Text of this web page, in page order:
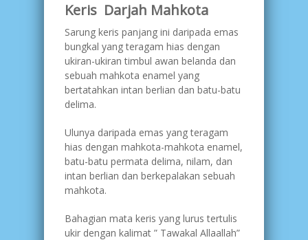
Keris Darjah Mahkota
Sarung keris panjang ini daripada emas
bungkal yang teragam hias dengan
ukiran-ukiran timbul awan belanda dan
sebuah mahkota enamel yang
bertatahkan intan berlian dan batu-batu
delima.
Ulunya daripada emas yang teragam
hias dengan mahkota-mahkota enamel,
batu-batu permata delima, nilam, dan
intan berlian dan berkepalakan sebuah
mahkota.
Bahagian mata keris yang lurus tertulis
ukir dengan kalimat ” Tawakal Allaallah”